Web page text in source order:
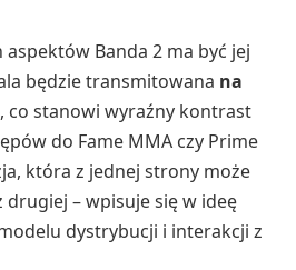
aspektów Banda 2 ma być jej
będzie transmitowana na
, co stanowi wyraźny kontrast
do Fame MMA czy Prime
która z jednej strony może
drugiej – wpisuje się w ideę
dystrybucji i interakcji z